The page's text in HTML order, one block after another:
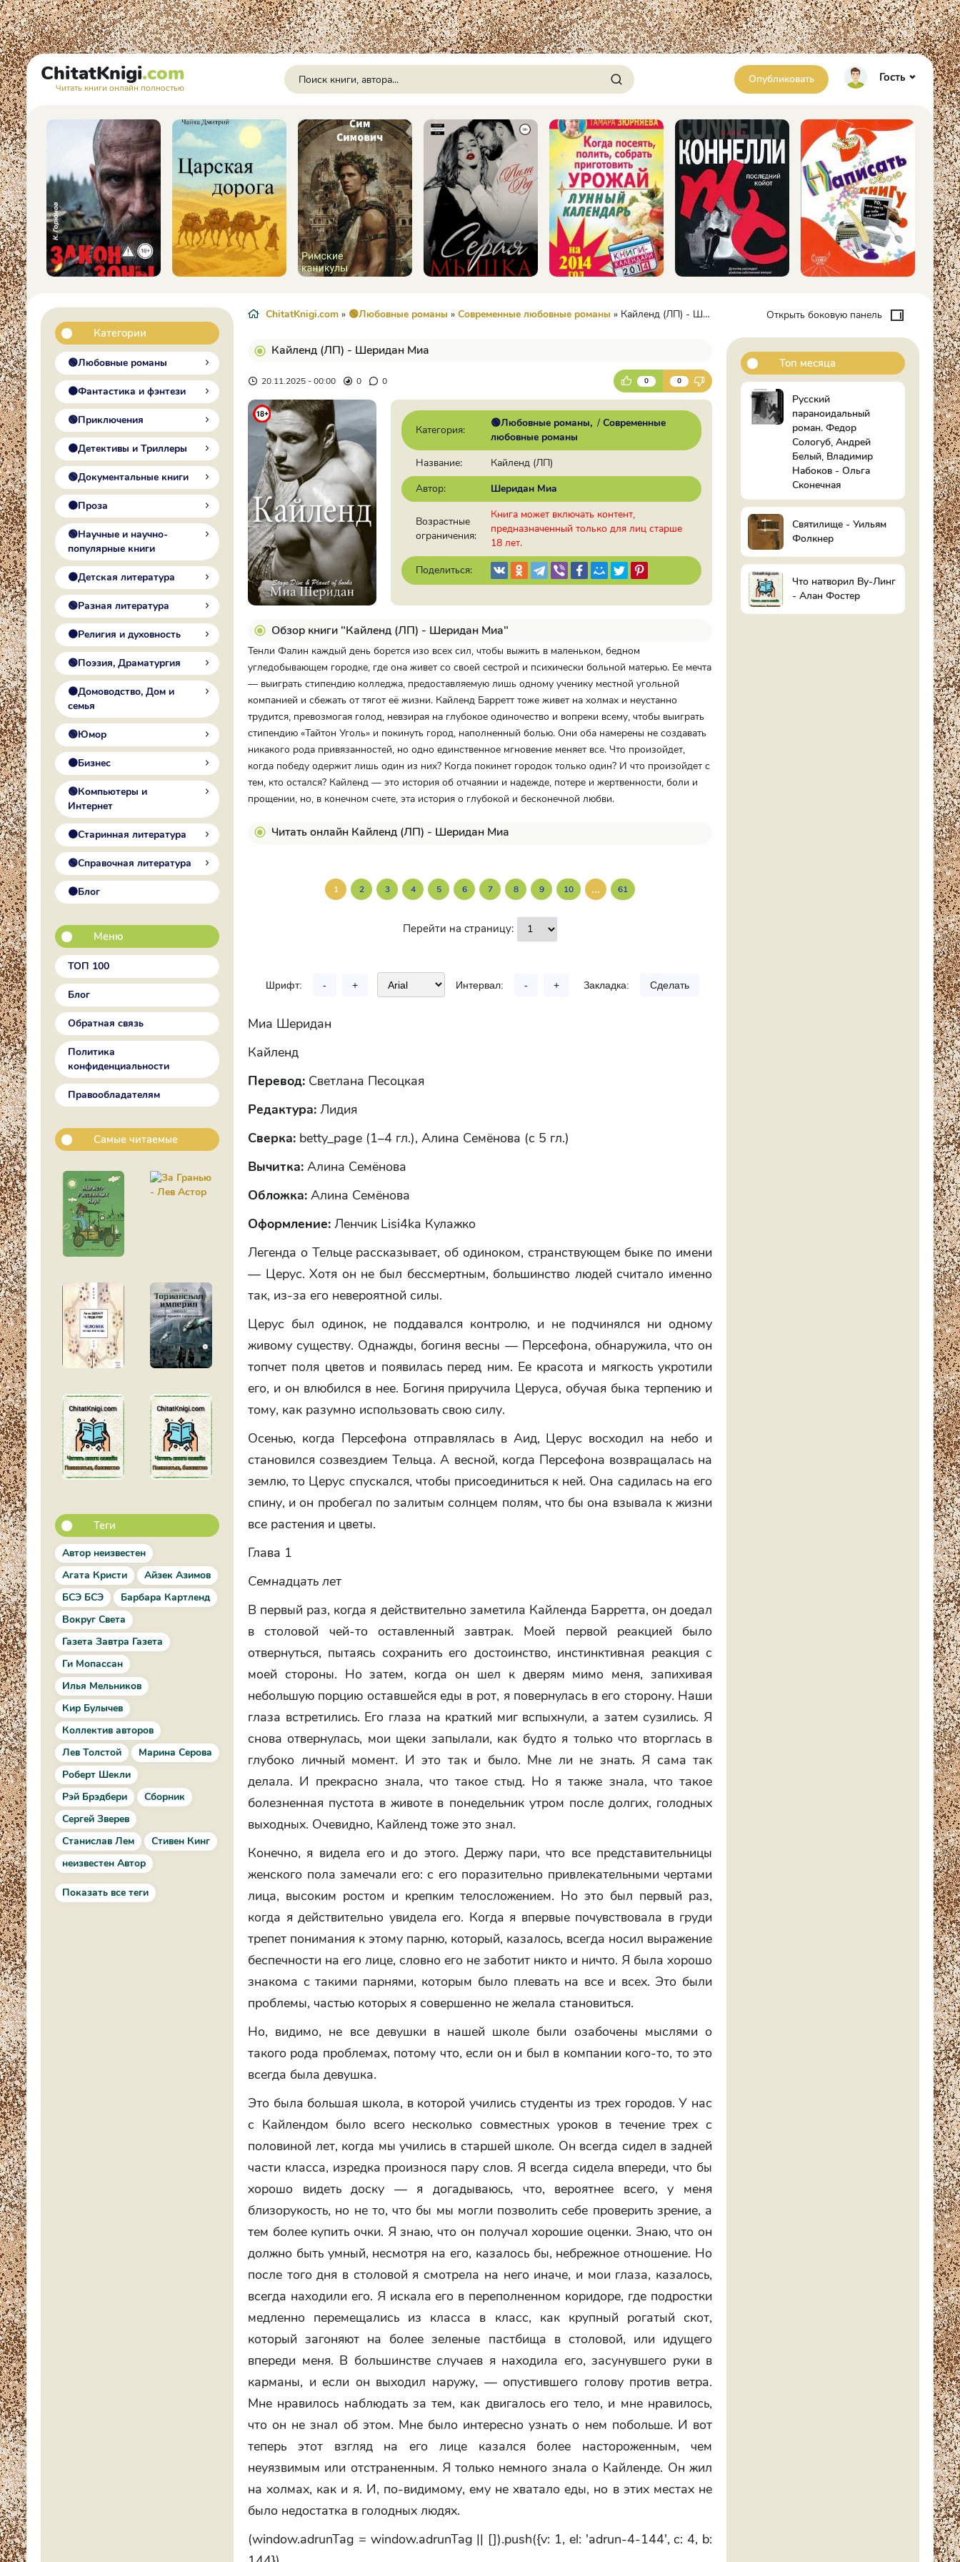
ChitatKnigi.com
Читать книги онлайн полностью
Опубликовать Гость
Категории
🟢Любовные романы
🟠Фантастика и фэнтези
🟢Приключения
🟠Детективы и Триллеры
🟢Документальные книги
🟠Проза
🟢Научные и научно-
популярные книги
🟠Детская литература
🟢Разная литература
🟠Религия и духовность
🟢Поэзия, Драматургия
🟠Домоводство, Дом и
семья
🟢Юмор
🟠Бизнес
🟢Компьютеры и
Интернет
🟠Старинная литература
🟢Справочная литература
🟠Блог
Меню
ТОП 100
Блог
Обратная связь
Политика
конфиденциальности
Правообладателям
Самые читаемые
Теги
Автор неизвестен
Агата Кристи
Айзек Азимов
БСЭ БСЭ
Барбара Картленд
Вокруг Света
Газета Завтра Газета
Ги Мопассан
Илья Мельников
Кир Булычев
Коллектив авторов
Лев Толстой
Марина Серова
Роберт Шекли
Рэй Брэдбери
Сборник
Сергей Зверев
Станислав Лем
Стивен Кинг
неизвестен Автор
Показать все теги
ChitatKnigi.com » 🟢Любовные романы » Современные любовные романы » Кайленд (ЛП) - Шеридан Миа
Кайленд (ЛП) - Шеридан Миа
20.11.2025 - 00:00 0 0 0 0
Категория:
🟢Любовные романы / Современные
любовные романы
Название:
Кайленд (ЛП)
Автор:
Шеридан Миа
Возрастные
ограничения:
Книга может включать контент,
предназначенный только для лиц старше
18 лет.
Поделиться:
Обзор книги "Кайленд (ЛП) - Шеридан Миа"
Тенли Фалин каждый день борется изо всех сил, чтобы выжить в маленьком, бедном
угледобывающем городке, где она живет со своей сестрой и психически больной матерью. Ее мечта
— выиграть стипендию колледжа, предоставляемую лишь одному ученику местной угольной
компанией и сбежать от тягот её жизни. Кайленд Барретт тоже живет на холмах и неустанно
трудится, превозмогая голод, невзирая на глубокое одиночество и вопреки всему, чтобы выиграть
стипендию «Тайтон Уголь» и покинуть город, наполненный болью. Они оба намерены не создавать
никакого рода привязанностей, но одно единственное мгновение меняет все. Что произойдет,
когда победу одержит лишь один из них? Когда покинет городок только один? И что произойдет с
тем, кто остался? Кайленд — это история об отчаянии и надежде, потере и жертвенности, боли и
прощении, но, в конечном счете, эта история о глубокой и бесконечной любви.
Читать онлайн Кайленд (ЛП) - Шеридан Миа
1 2 3 4 5 6 7 8 9 10 ... 61
Перейти на страницу:
Шрифт: - + Интервал: - + Закладка: Сделать
Миа Шеридан
Кайленд
Перевод: Светлана Песоцкая
Редактура: Лидия
Сверка: betty_page (1–4 гл.), Алина Семёнова (с 5 гл.)
Вычитка: Алина Семёнова
Обложка: Алина Семёнова
Оформление: Ленчик Lisi4ka Кулажко
Легенда о Тельце рассказывает, об одиноком, странствующем быке по имени
— Церус. Хотя он не был бессмертным, большинство людей считало именно
так, из-за его невероятной силы.
Церус был одинок, не поддавался контролю, и не подчинялся ни одному
живому существу. Однажды, богиня весны — Персефона, обнаружила, что он
топчет поля цветов и появилась перед ним. Ее красота и мягкость укротили
его, и он влюбился в нее. Богиня приручила Церуса, обучая быка терпению и
тому, как разумно использовать свою силу.
Осенью, когда Персефона отправлялась в Аид, Церус восходил на небо и
становился созвездием Тельца. А весной, когда Персефона возвращалась на
землю, то Церус спускался, чтобы присоединиться к ней. Она садилась на его
спину, и он пробегал по залитым солнцем полям, что бы она взывала к жизни
все растения и цветы.
Глава 1
Семнадцать лет
В первый раз, когда я действительно заметила Кайленда Барретта, он доедал
в столовой чей-то оставленный завтрак. Моей первой реакцией было
отвернуться, пытаясь сохранить его достоинство, инстинктивная реакция с
моей стороны. Но затем, когда он шел к дверям мимо меня, запихивая
небольшую порцию оставшейся еды в рот, я повернулась в его сторону. Наши
глаза встретились. Его глаза на краткий миг вспыхнули, а затем сузились. Я
снова отвернулась, мои щеки запылали, как будто я только что вторглась в
глубоко личный момент. И это так и было. Мне ли не знать. Я сама так
делала. И прекрасно знала, что такое стыд. Но я также знала, что такое
болезненная пустота в животе в понедельник утром после долгих, голодных
выходных. Очевидно, Кайленд тоже это знал.
Конечно, я видела его и до этого. Держу пари, что все представительницы
женского пола замечали его: с его поразительно привлекательными чертами
лица, высоким ростом и крепким телосложением. Но это был первый раз,
когда я действительно увидела его. Когда я впервые почувствовала в груди
трепет понимания к этому парню, который, казалось, всегда носил выражение
беспечности на его лице, словно его не заботит никто и ничто. Я была хорошо
знакома с такими парнями, которым было плевать на все и всех. Это были
проблемы, частью которых я совершенно не желала становиться.
Но, видимо, не все девушки в нашей школе были озабочены мыслями о
такого рода проблемах, потому что, если он и был в компании кого-то, то это
всегда была девушка.
Это была большая школа, в которой учились студенты из трех городов. У нас
с Кайлендом было всего несколько совместных уроков в течение трех с
половиной лет, когда мы учились в старшей школе. Он всегда сидел в задней
части класса, изредка произнося пару слов. Я всегда сидела впереди, что бы
хорошо видеть доску — я догадываюсь, что, вероятнее всего, у меня
близорукость, но не то, что бы мы могли позволить себе проверить зрение, а
тем более купить очки. Я знаю, что он получал хорошие оценки. Знаю, что он
должно быть умный, несмотря на его, казалось бы, небрежное отношение. Но
после того дня в столовой я смотрела на него иначе, и мои глаза, казалось,
всегда находили его. Я искала его в переполненном коридоре, где подростки
медленно перемещались из класса в класс, как крупный рогатый скот,
который загоняют на более зеленые пастбища в столовой, или идущего
впереди меня. В большинстве случаев я находила его, засунувшего руки в
карманы, и если он выходил наружу, — опустившего голову против ветра.
Мне нравилось наблюдать за тем, как двигалось его тело, и мне нравилось,
что он не знал об этом. Мне было интересно узнать о нем побольше. И вот
теперь этот взгляд на его лице казался более настороженным, чем
неуязвимым или отстраненным. Я только немного знала о Кайленде. Он жил
на холмах, как и я. И, по-видимому, ему не хватало еды, но в этих местах не
было недостатка в голодных людях.
(window.adrunTag = window.adrunTag || []).push({v: 1, el: 'adrun-4-144', c: 4, b:
Открыть боковую панель
Топ месяца
Русский
параноидальный
роман. Федор
Сологуб, Андрей
Белый, Владимир
Набоков - Ольга
Сконечная
Святилище - Уильям
Фолкнер
Что натворил Ву-Линг
- Алан Фостер